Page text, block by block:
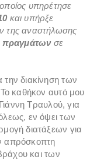
υπηρέτησε
και υπήρξε
της αναστήλωσης
πραγμάτων σε
διακίνηση των
καθήκον αυτό μου
Τραυλού, για
εν όψει των
διατάξεων για
απρόσκοπτη
και των